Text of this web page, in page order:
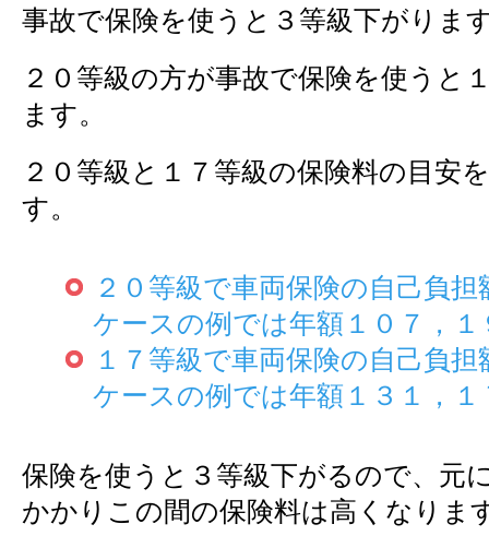
事故で保険を使うと３等級下がりま
２０等級の方が事故で保険を使うと
ます。
２０等級と１７等級の保険料の目安
す。
２０等級で車両保険の自己負
ケースの例では年額１０７，１
１７等級で車両保険の自己負
ケースの例では年額１３１，１
保険を使うと３等級下がるので、元
かかりこの間の保険料は高くなりま